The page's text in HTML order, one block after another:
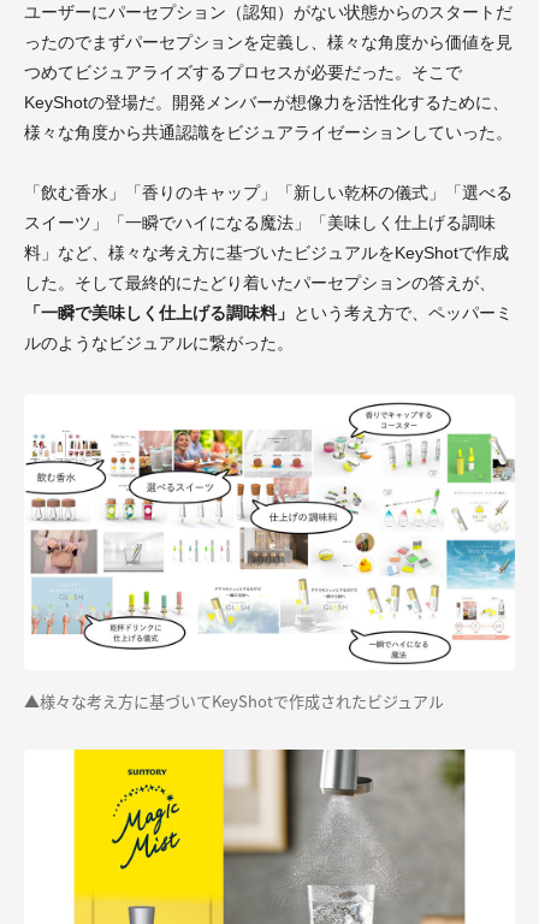
ユーザーにパーセプション（認知）がない状態からのスタートだ
ったのでまずパーセプションを定義し、様々な角度から価値を見
つめてビジュアライズするプロセスが必要だった。そこで
KeyShotの登場だ。開発メンバーが想像力を活性化するために、
様々な角度から共通認識をビジュアライゼーションしていった。
「飲む香水」「香りのキャップ」「新しい乾杯の儀式」「選べる
スイーツ」「一瞬でハイになる魔法」「美味しく仕上げる調味
料」など、様々な考え方に基づいたビジュアルをKeyShotで作成
した。そして最終的にたどり着いたパーセプションの答えが、
「一瞬で美味しく仕上げる調味料」 という考え方で、ペッパーミ
ルのようなビジュアルに繋がった。
▲様々な考え方に基づいてKeyShotで作成されたビジュアル